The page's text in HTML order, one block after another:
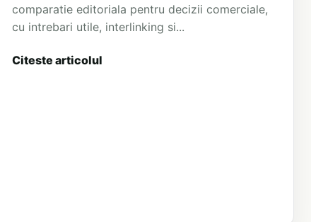
comparatie editoriala pentru decizii comerciale,
cu intrebari utile, interlinking si...
Citeste articolul